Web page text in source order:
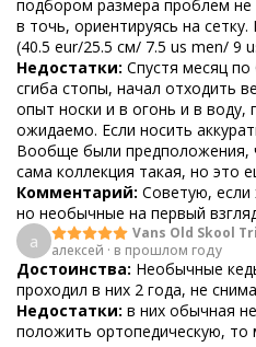
подбором размера проблем
в точь, ориентируясь на
(40.5 eur/25.5 см/ 7.5 us men/ 9
Недостатки: Спустя месяц
сгиба стопы, начал отходить
опыт носки и в огонь и в
ожидаемо. Если носить
Вообще были предположения,
сама коллекция такая, но это
Комментарий: Советую, если
но необычные на первый
а
Vans Old Skool
алексей · в прошлом году
Достоинства: Необычные
проходил в них 2 года, не
Недостатки: в них обычная
положить ортопедическую,